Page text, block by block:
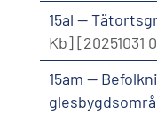
15al --
Kb][20251031
15am --